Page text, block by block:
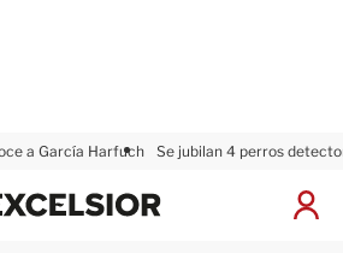
a García Harfuch Se jubilan 4 perros
I
x